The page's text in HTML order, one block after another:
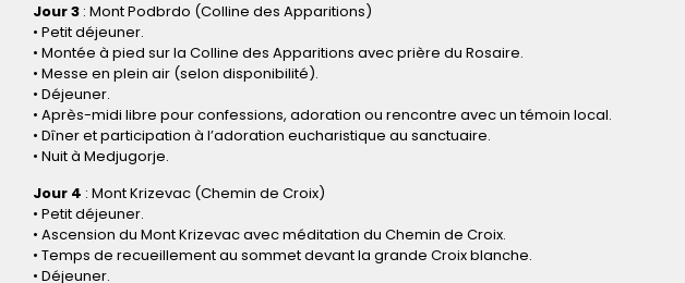
Jour 3 : Mont Podbrdo (Colline des Apparitions)
• Petit déjeuner.
• Montée à pied sur la Colline des Apparitions avec prière du Rosaire.
• Messe en plein air (selon disponibilité).
• Déjeuner.
• Après-midi libre pour confessions, adoration ou rencontre avec un témoin local.
• Dîner et participation à l’adoration eucharistique au sanctuaire.
• Nuit à Medjugorje.
Jour 4 : Mont Krizevac (Chemin de Croix)
• Petit déjeuner.
• Ascension du Mont Krizevac avec méditation du Chemin de Croix.
• Temps de recueillement au sommet devant la grande Croix blanche.
• Déjeuner.